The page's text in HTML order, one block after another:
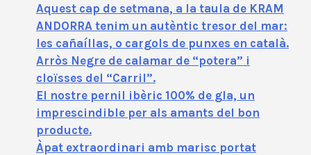
Aquest cap de setmana, a la taula de KRAM
ANDORRA tenim un autèntic tresor del mar:
les cañaíllas, o cargols de punxes en català.
Arròs Negre de calamar de “potera” i
cloïsses del “Carril”.
El nostre pernil ibèric 100% de gla, un
imprescindible per als amants del bon
producte.
Àpat extraordinari amb marisc portat